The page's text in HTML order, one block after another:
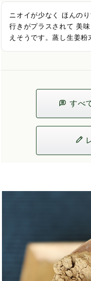
ニオイが少なく ほんの
行きがプラスされて 美
えそうです。蒸し生姜粉
すべ